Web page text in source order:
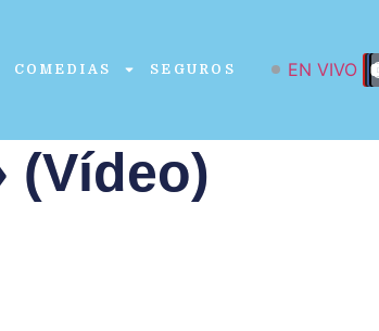
COMEDIAS SEGUROS EN VIVO
(Vídeo)